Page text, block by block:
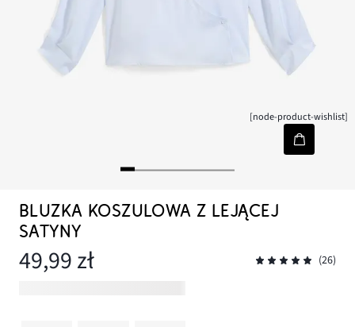
[node-product-wishlist]
BLUZKA KOSZULOWA Z LEJĄCEJ
SATYNY
49,99 zł (26)